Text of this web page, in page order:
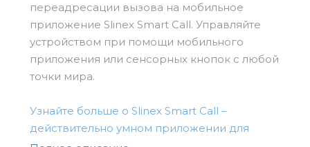
переадресации вызова на мобильное
приложение Slinex Smart Call. Управляйте
устройством при помощи мобильного
приложения или сенсорных кнопок с любой
точки мира.
Узнайте больше о Slinex Smart Call –
действительно умном приложении для